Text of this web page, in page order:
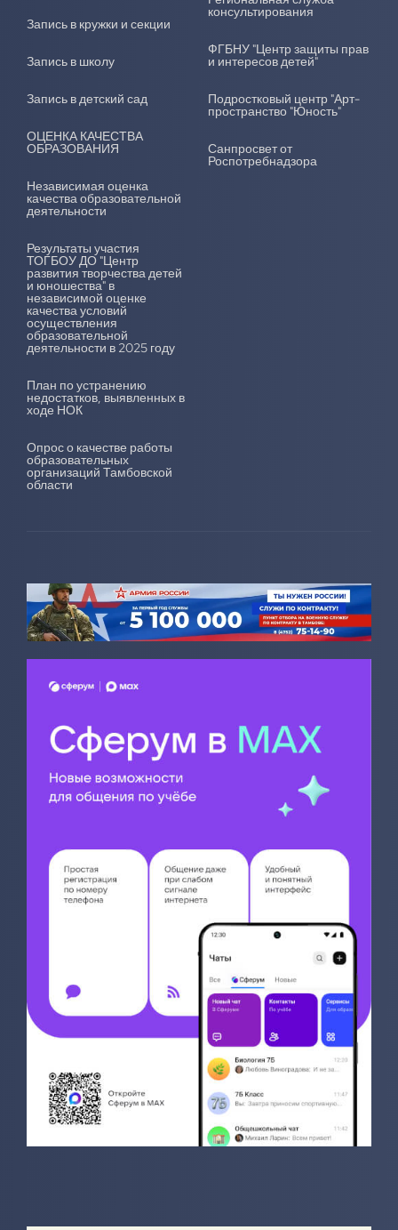
Запись в кружки и секции
Запись в школу
Запись в детский сад
ОЦЕНКА КАЧЕСТВА
ОБРАЗОВАНИЯ
Независимая оценка
качества образовательной
деятельности
Результаты участия
ТОГБОУ ДО "Центр
развития творчества детей
и юношества" в
независимой оценке
качества условий
осуществления
образовательной
деятельности в 2025 году
План по устранению
недостатков, выявленных в
ходе НОК
Опрос о качестве работы
образовательных
организаций Тамбовской
области
консультирования
ФГБНУ "Центр защиты прав
и интересов детей"
Подростковый центр "Арт-
пространство "Юность"
Санпросвет от
Роспотребнадзора